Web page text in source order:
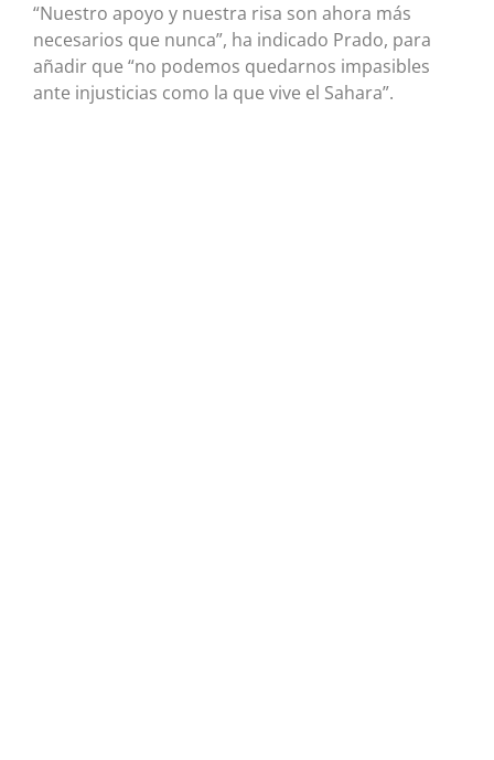
“Nuestro apoyo y nuestra risa son ahora más
necesarios que nunca”, ha indicado Prado, para
añadir que “no podemos quedarnos impasibles
ante injusticias como la que vive el Sahara”.